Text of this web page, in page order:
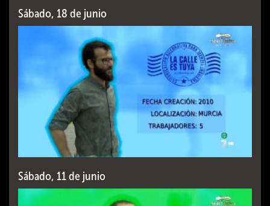
Sábado, 18 de junio
Sábado, 11 de junio